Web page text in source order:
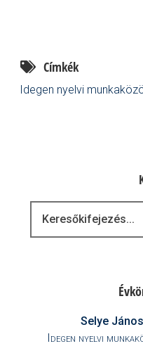
Címkék
Idegen nyelvi
Selye
Idegen nyelvi